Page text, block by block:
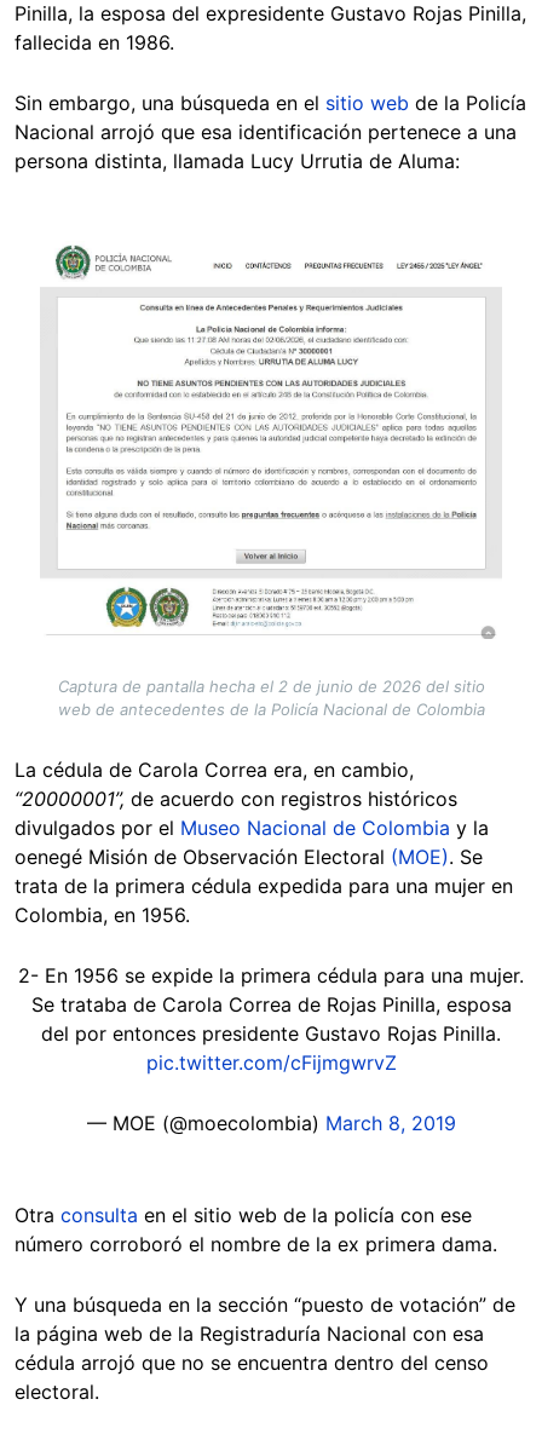
Pinilla, la esposa del expresidente Gustavo Rojas Pinilla,
fallecida en 1986.
Sin embargo, una búsqueda en el sitio web de la Policía
Nacional arrojó que esa identificación pertenece a una
persona distinta, llamada Lucy Urrutia de Aluma:
Image
Captura de pantalla hecha el 2 de junio de 2026 del sitio
web de antecedentes de la Policía Nacional de Colombia
La cédula de Carola Correa era, en cambio,
“20000001”, de acuerdo con registros históricos
divulgados por el Museo Nacional de Colombia y la
oenegé Misión de Observación Electoral (MOE). Se
trata de la primera cédula expedida para una mujer en
Colombia, en 1956.
2- En 1956 se expide la primera cédula para una mujer.
Se trataba de Carola Correa de Rojas Pinilla, esposa
del por entonces presidente Gustavo Rojas Pinilla.
pic.twitter.com/cFijmgwrvZ
— MOE (@moecolombia) March 8, 2019
Otra consulta en el sitio web de la policía con ese
número corroboró el nombre de la ex primera dama.
Y una búsqueda en la sección “puesto de votación” de
la página web de la Registraduría Nacional con esa
cédula arrojó que no se encuentra dentro del censo
electoral.